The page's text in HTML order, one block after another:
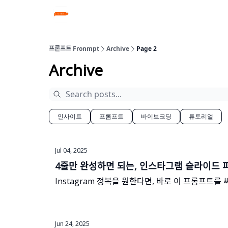
프론프트 Fronmpt Archive Page 2
Archive
인사이트 프롬프트 바이브코딩 튜토리얼
Jul 04, 2025
4줄만 완성하면 되는, 인스타그램 슬라이드
Instagram 정복을 원한다면, 바로 이 프롬프트를
Jun 24, 2025